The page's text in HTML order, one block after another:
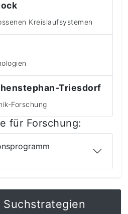
Kreislaufsystemen
Triesdorf
Forschung
für Forschung: